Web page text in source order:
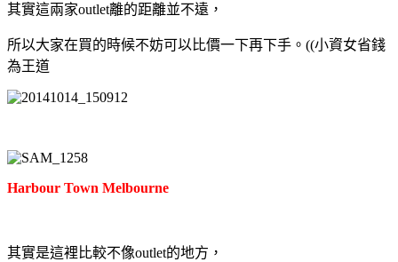
其實這兩家outlet離的距離並不遠，
所以大家在買的時候不妨可以比價一下再下手。((小資女省錢
為王道
Harbour Town Melbourne
其實是這裡比較不像outlet的地方，